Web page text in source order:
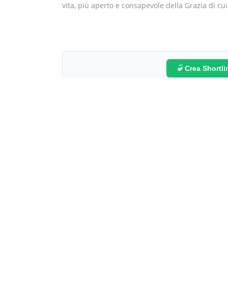
vita, più aperto e consapevole della Grazia di
Crea